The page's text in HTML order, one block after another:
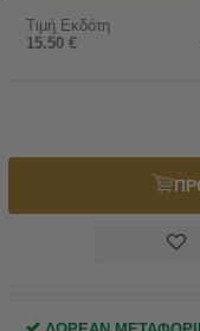
Τιμή Εκδότη
15.50 €